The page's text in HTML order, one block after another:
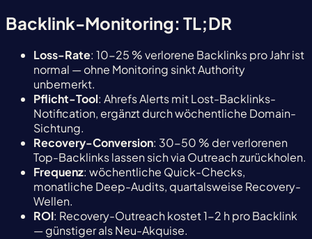
Backlink-Monitoring: TL;DR
Loss-Rate: 10-25 % verlorene Backlinks pro Jahr ist
normal — ohne Monitoring sinkt Authority
unbemerkt.
Pflicht-Tool: Ahrefs Alerts mit Lost-Backlinks-
Notification, ergänzt durch wöchentliche Domain-
Sichtung.
Recovery-Conversion: 30-50 % der verlorenen
Top-Backlinks lassen sich via Outreach zurückholen.
Frequenz: wöchentliche Quick-Checks,
monatliche Deep-Audits, quartalsweise Recovery-
Wellen.
ROI: Recovery-Outreach kostet 1-2 h pro Backlink
— günstiger als Neu-Akquise.